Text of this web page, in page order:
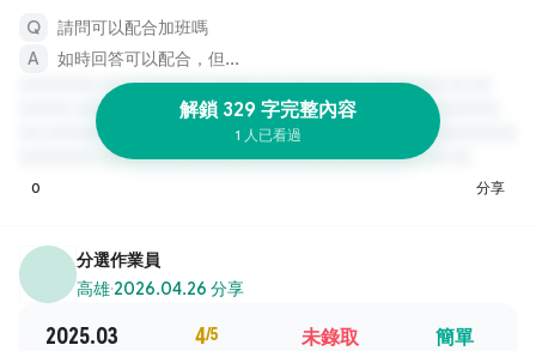
請問可以配合加班嗎
如時回答可以配合，但...
解鎖 329 字完整內容
1 人已看過
0 分享
分選作業員
高雄·2026.04.26 分享
2025.03 4/5 未錄取 簡單